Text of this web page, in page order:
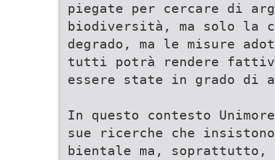
piegate per cercare di
biodiversità, ma solo la
degrado, ma le misure
tutti potrà rendere
essere state in grado di
In questo contesto
sue ricerche che
bientale ma,